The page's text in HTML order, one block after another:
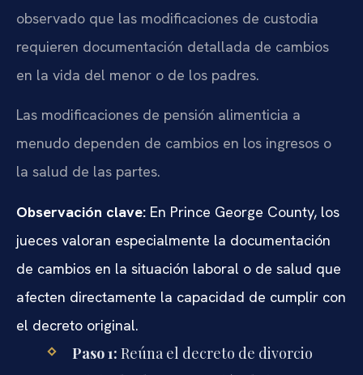
observado que las modificaciones de custodia
requieren documentación detallada de cambios
en la vida del menor o de los padres.
Las modificaciones de pensión alimenticia a
menudo dependen de cambios en los ingresos o
la salud de las partes.
Observación clave: En Prince George County, los
jueces valoran especialmente la documentación
de cambios en la situación laboral o de salud que
afecten directamente la capacidad de cumplir con
el decreto original.
Paso 1: Reúna el decreto de divorcio